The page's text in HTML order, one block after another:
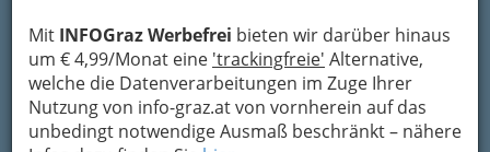
Mit INFOGraz Werbefrei bieten wir darüber hinaus
um € 4,99/Monat eine 'trackingfreie' Alternative,
welche die Datenverarbeitungen im Zuge Ihrer
Nutzung von info-graz.at von vornherein auf das
unbedingt notwendige Ausmaß beschränkt – nähere
Meine Nachricht